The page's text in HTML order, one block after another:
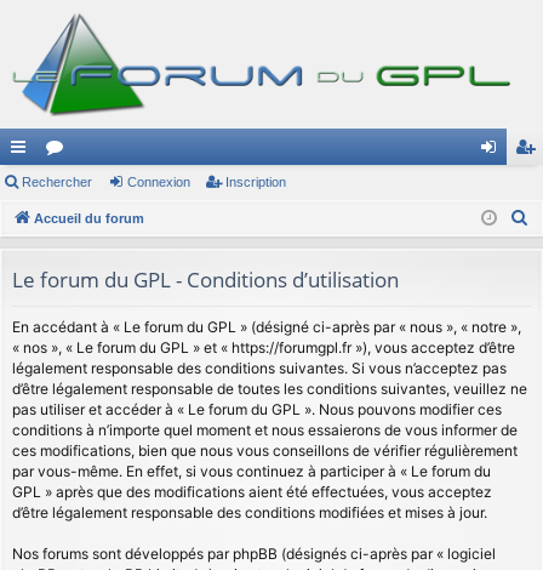
ac
co
ci
s
or
u
s
ne cri
Rechercher Connexion Inscription
Accueil du forum
Le forum du GPL - Conditions d’utilisation
En accédant à « Le forum du GPL » (désigné ci-après par « nous », « notre »,
« nos », « Le forum du GPL » et « https://forumgpl.fr »), vous acceptez d’être
légalement responsable des conditions suivantes. Si vous n’acceptez pas
d’être légalement responsable de toutes les conditions suivantes, veuillez ne
pas utiliser et accéder à « Le forum du GPL ». Nous pouvons modifier ces
conditions à n’importe quel moment et nous essaierons de vous informer de
ces modifications, bien que nous vous conseillons de vérifier régulièrement
par vous-même. En effet, si vous continuez à participer à « Le forum du
GPL » après que des modifications aient été effectuées, vous acceptez
d’être légalement responsable des conditions modifiées et mises à jour.
Nos forums sont développés par phpBB (désignés ci-après par « logiciel